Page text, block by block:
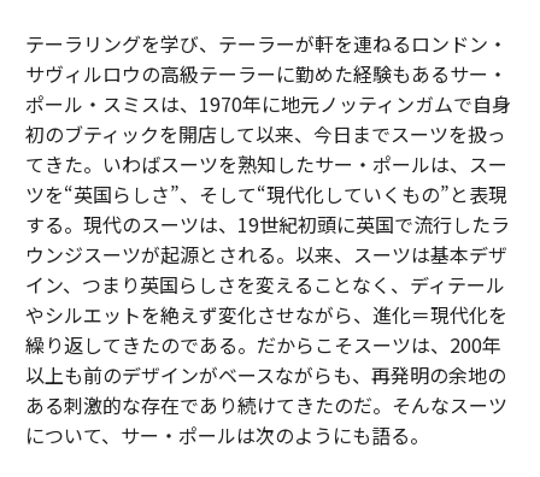
テーラリングを学び、テーラーが軒を連ねるロンドン・
サヴィルロウの高級テーラーに勤めた経験もあるサー・
ポール・スミスは、1970年に地元ノッティンガムで自身
初のブティックを開店して以来、今日までスーツを扱っ
てきた。いわばスーツを熟知したサー・ポールは、スー
ツを“英国らしさ”、そして“現代化していくもの”と表現
する。現代のスーツは、19世紀初頭に英国で流行したラ
ウンジスーツが起源とされる。以来、スーツは基本デザ
イン、つまり英国らしさを変えることなく、ディテール
やシルエットを絶えず変化させながら、進化＝現代化を
繰り返してきたのである。だからこそスーツは、200年
以上も前のデザインがベースながらも、再発明の余地の
ある刺激的な存在であり続けてきたのだ。そんなスーツ
について、サー・ポールは次のようにも語る。